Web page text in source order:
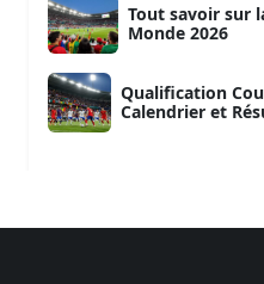
Tout savoir sur
Monde 2026
Qualification
Calendrier et